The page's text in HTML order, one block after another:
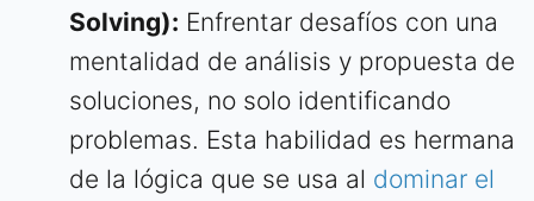
Solving): Enfrentar desafíos con una
mentalidad de análisis y propuesta de
soluciones, no solo identificando
problemas. Esta habilidad es hermana
de la lógica que se usa al dominar el